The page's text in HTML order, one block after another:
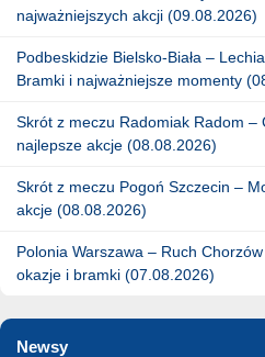
najważniejszych akcji (09.08.2026)
Podbeskidzie Bielsko-Biała –
Bramki i najważniejsze momenty
Skrót z meczu Radomiak Radom –
najlepsze akcje (08.08.2026)
Skrót z meczu Pogoń Szczecin –
akcje (08.08.2026)
Polonia Warszawa – Ruch
okazje i bramki (07.08.2026)
Newsy